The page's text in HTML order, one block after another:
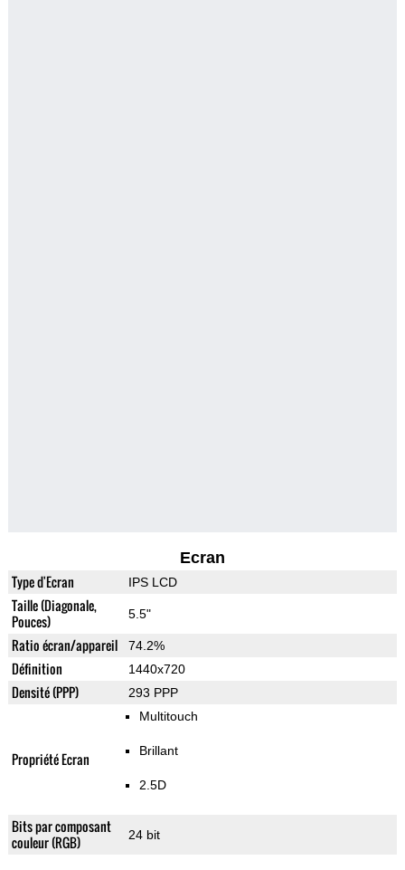
Ecran
Type d'Ecran IPS LCD
Taille (Diagonale,
Pouces)
5.5"
Ratio écran/appareil 74.2%
Définition 1440x720
Densité (PPP) 293 PPP
Propriété Ecran
Multitouch
Brillant
2.5D
Bits par composant
couleur (RGB)
24 bit